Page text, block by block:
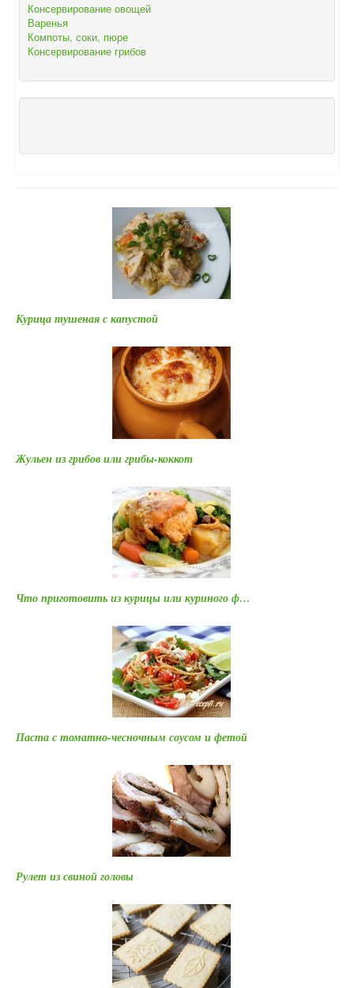
Консервирование овощей
Варенья
Компоты, соки, пюре
Консервирование грибов
Курица тушеная с капустой
Жульен из грибов или грибы-коккот
Что приготовить из курицы или куриного ф…
Паста с томатно-чесночным соусом и фетой
Рулет из свиной головы